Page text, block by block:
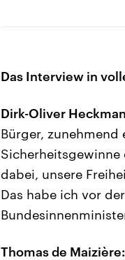
Das Interview in
Dirk-Oliver
Bürger,
dabei, unsere
Das habe ich vor
Thomas de Maizière: